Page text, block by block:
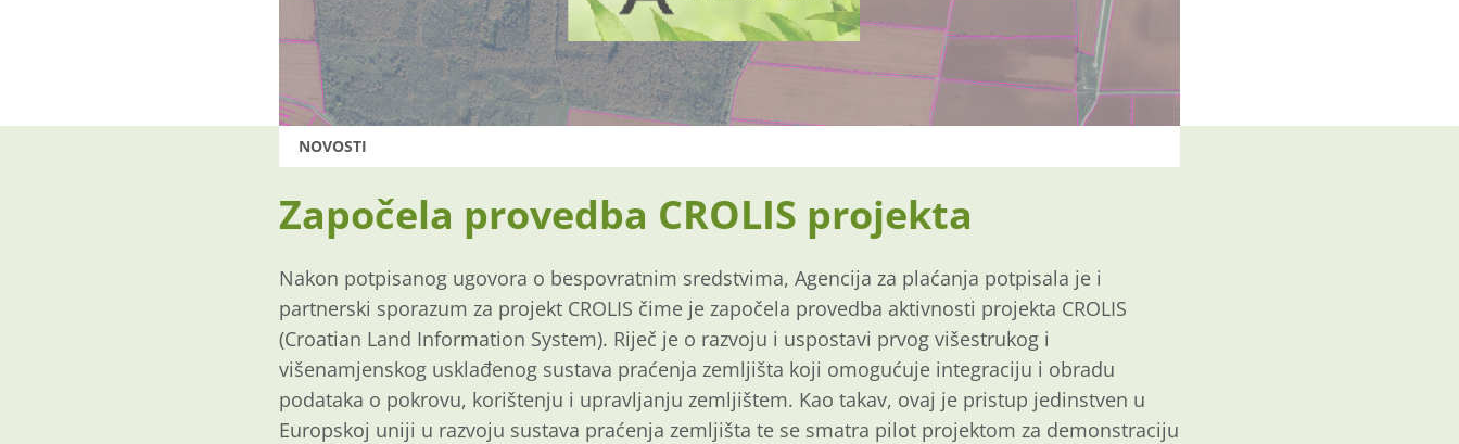
NOVOSTI
Započela provedba CROLIS projekta
Nakon potpisanog ugovora o bespovratnim sredstvima, Agencija za plaćanja potpisala je i
partnerski sporazum za projekt CROLIS čime je započela provedba aktivnosti projekta CROLIS
(Croatian Land Information System). Riječ je o razvoju i uspostavi prvog višestrukog i
višenamjenskog usklađenog sustava praćenja zemljišta koji omogućuje integraciju i obradu
podataka o pokrovu, korištenju i upravljanju zemljištem. Kao takav, ovaj je pristup jedinstven u
Europskoj uniji u razvoju sustava praćenja zemljišta te se smatra pilot projektom za demonstraciju